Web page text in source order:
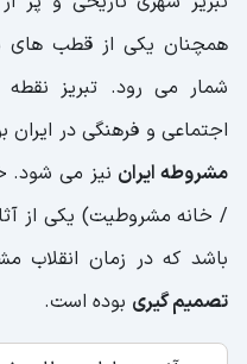
همچنان یکی از قطب های
شمار می رود. تبریز نقطه
اجتماعی و فرهنگی در ایران
مشروطه ایران نیز می شود.
/ خانه مشروطیت) یکی از
باشد که در زمان انقلاب
تصمیم گیری بوده است.